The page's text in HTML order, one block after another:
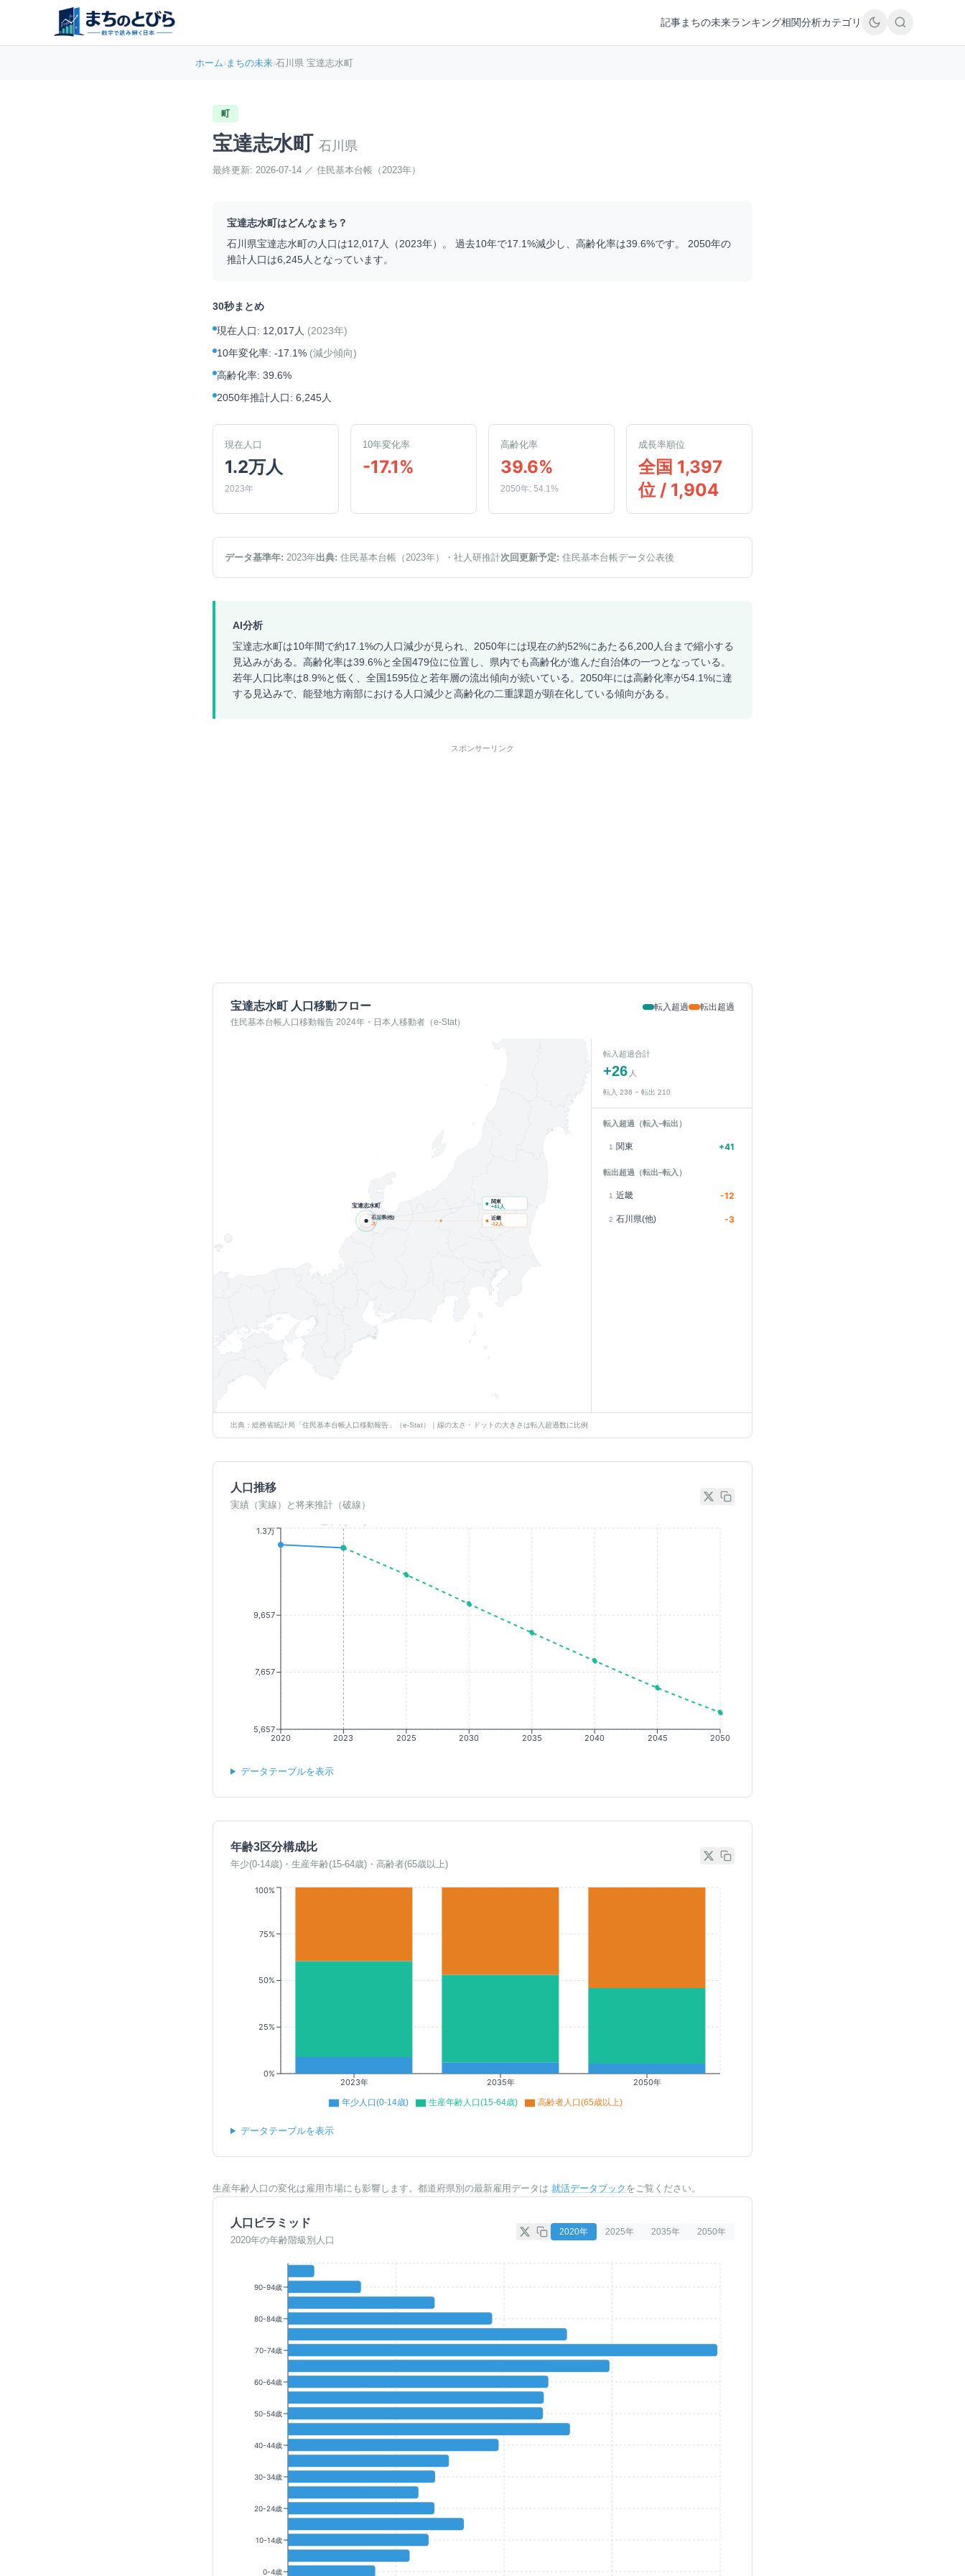
記事まちの未来ランキング相関分析カテゴリ
ホーム›まちの未来›石川県 宝達志水町
町
宝達志水町 石川県
最終更新: 2026-07-14 ／ 住民基本台帳（2023年）
宝達志水町はどんなまち？
石川県宝達志水町の人口は12,017 人（2023年）。 過去10年で17.1%減少し、高齢化率は39.6%です。 2050年の
推計人口は6,245人となっています。
30秒まとめ
現在人口: 12,017人 (2023年)
10年変化率: -17.1% (減少傾向)
高齢化率: 39.6%
2050年推計人口: 6,245人
現在人口
1.2万人
2023年
10年変化率
-17.1%
高齢化率
39.6%
2050年: 54.1%
成長率順位
全国 1,397
位 / 1,904
データ基準年: 2023年出典: 住民基本台帳（2023年） ・社人研推計次回更新予定: 住民基本台帳データ公表後
AI分析
宝達志水町は10年間で約17.1%の人口減少が見られ、2050年には現在の約52%にあたる6,200人台まで縮小する
見込みがある。高齢化率は39.6%と全国479位に位置し、県内でも高齢化が進んだ自治体の一つとなっている。
若年人口比率は8.9%と低く、全国1595位と若年層の流出傾向が続いている。2050年には高齢化率が54.1%に達
する見込みで、能登地方南部における人口減少と高齢化の二重課題が顕在化している傾向がある。
スポンサーリンク
宝達志水町 人口移動フロー
住民基本台帳人口移動報告 2024年・日本人移動者（e-Stat）
転入超過 転出超過
石川県(他)
-3
宝達志水町
関東
+41人
近畿
-12人
転入超過合計
+26 人
転入 236 − 転出 210
転入超過（転入−転出）
1 関東 +41
転出超過（転出−転入）
1 近畿 -12
2 石川県(他) -3
出典：総務省統計局「住民基本台帳人口移動報告」（e-Stat）｜線の太さ・ドットの大きさは転入超過数に比例
人口推移
実績（実線）と将来推計（破線）
2020 2023 2025 2030 2035 2040 2045 2050
5,657
7,657
9,657
1.3万
データテーブルを表示
年齢3区分構成比
年少(0-14歳)・生産年齢(15-64歳)・高齢者(65歳以上)
2023年 2035年 2050年
0%
25%
50%
75%
100%
年少人口(0-14歳) 生産年齢人口(15-64歳) 高齢者人口(65歳以上)
データテーブルを表示
生産年齢人口の変化は雇用市場にも影響します。都道府県別の最新雇用データは 就活データブック をご覧ください。
人口ピラミッド
2020年の年齢階級別人口
2020年 2025年 2035年 2050年
90-94歳
80-84歳
70-74歳
60-64歳
50-54歳
40-44歳
30-34歳
20-24歳
10-14歳
0-4歳